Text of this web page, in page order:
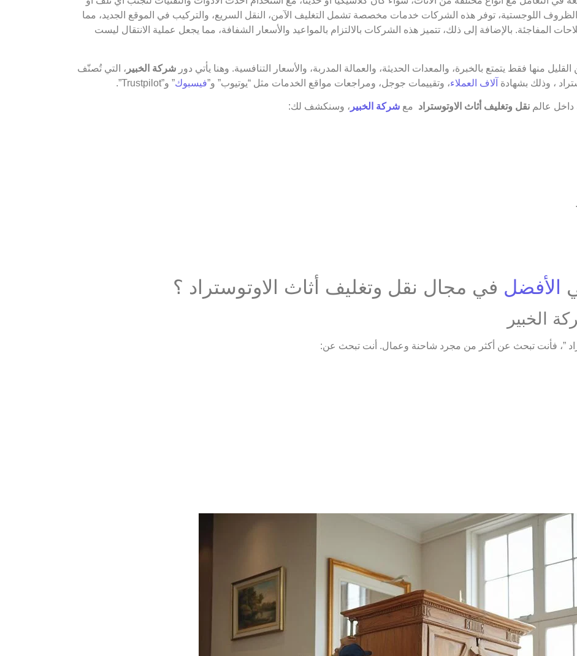
اللوجستية، توفر هذه الشركات خدمات مخصصة تشمل التغليف الآمن، النقل السريع، والتركيب في الموقع الجديد، مما
المفاجئة. بالإضافة إلى ذلك، تتميز هذه الشركات بالالتزام بالمواعيد والأسعار الشفافة، مما يجعل عملية الانتقال ليست
منها فقط يتمتع بالخبرة، والمعدات الحديثة، والعمالة المدربة، والأسعار التنافسية. وهنا يأتي دور شركة الخبير ، التي تُصنّف
، وذلك بشهادة آلاف العملاء، وتقييمات جوجل، ومراجعات مواقع الخدمات مثل “يوتيوب” و”فيسبوك” و”Trustpilot”.
عالم نقل وتغليف أثاث الاوتوستراد مع شركة الخبير ، وسنكشف لك:
الأفضل في مجال نقل وتغليف أثاث الاوتوستراد ؟
الخبير
”، فأنت تبحث عن أكثر من مجرد شاحنة وعمال. أنت تبحث عن: